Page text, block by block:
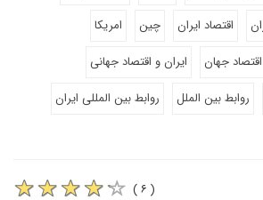
اقتصاد ایران چین
امریکا
اقتصاد جهان
ایران و اقتصاد جهانی
روابط بین الملل روابط بین المللی ایران
( ۶ )